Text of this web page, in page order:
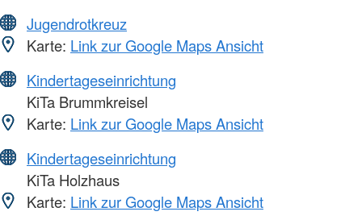
Jugendrotkreuz
Karte: Link zur Google Maps Ansicht
Kindertageseinrichtung
KiTa Brummkreisel
Karte: Link zur Google Maps Ansicht
Kindertageseinrichtung
KiTa Holzhaus
Karte: Link zur Google Maps Ansicht